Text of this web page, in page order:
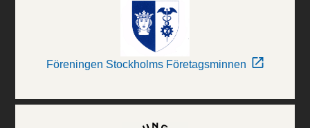
Föreningen Stockholms Företagsminnen